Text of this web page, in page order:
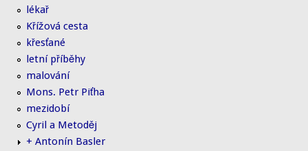
lékař
Křížová cesta
křesťané
letní příběhy
malování
Mons. Petr Piťha
mezidobí
Cyril a Metoděj
+ Antonín Basler